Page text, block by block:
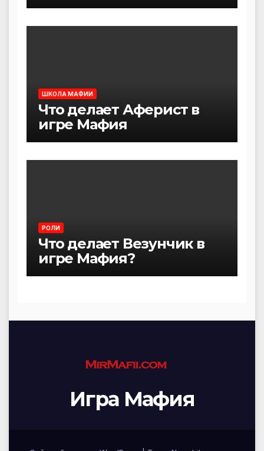
ШКОЛА МАФИИ
Что делает Аферист в
игре Мафия
РОЛИ
Что делает Везунчик в
игре Мафия?
Игра Мафия